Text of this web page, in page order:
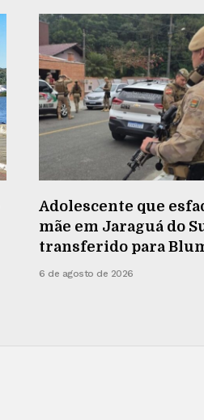
Adolescente que
mãe em Jaraguá do
transferido para
6 de agosto de 2026